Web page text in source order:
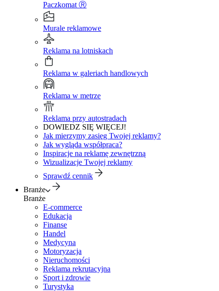
Paczkomat Ⓡ
Murale reklamowe
Reklama na lotniskach
Reklama w galeriach handlowych
Reklama w metrze
Reklama przy autostradach
DOWIEDZ SIĘ WIĘCEJ!
Jak mierzymy zasięg Twojej reklamy?
Jak wygląda współpraca?
Inspiracje na reklamę zewnętrzną
Wizualizacje Twojej reklamy
Sprawdź cennik
Branże
Branże
E-commerce
Edukacja
Finanse
Handel
Medycyna
Motoryzacja
Nieruchomości
Reklama rekrutacyjna
Sport i zdrowie
Turystyka